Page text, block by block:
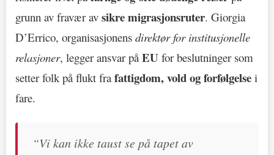
grunn av fravær av sikre migrasjonsruter. Giorgia
D’Errico, organisasjonens direktør for institusjonelle
relasjoner, legger ansvar påEU for beslutninger som
setter folk på flukt frafattigdom, vold og forfølgelse i
fare.
“Vi kan ikke taust se på tapet av